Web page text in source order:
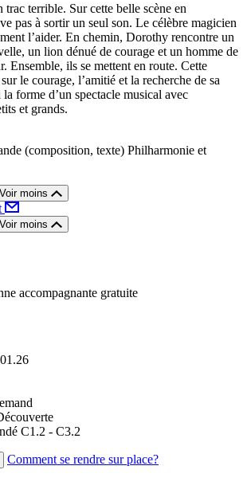
terrible. Sur cette belle scène en
pas à sortir un seul son. Le célèbre magicien
l’aider. En chemin, Dorothy rencontre un
un lion dénué de courage et un homme de
Ensemble, ils se mettent en route. Cette
le courage, l’amitié et la recherche de sa
forme d’un spectacle musical avec
et grands.
(composition, texte) Philharmonie et
Voir moins
Voir moins
accompagnante gratuite
C1.2 - C3.2
Comment se rendre sur place?